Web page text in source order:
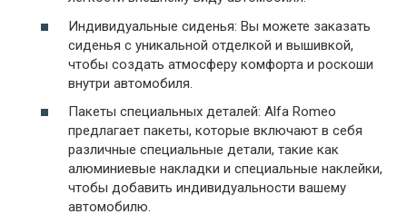
Индивидуальные сиденья: Вы можете заказать
сиденья с уникальной отделкой и вышивкой,
чтобы создать атмосферу комфорта и роскоши
внутри автомобиля.
Пакеты специальных деталей: Alfa Romeo
предлагает пакеты, которые включают в себя
различные специальные детали, такие как
алюминиевые накладки и специальные наклейки,
чтобы добавить индивидуальности вашему
автомобилю.